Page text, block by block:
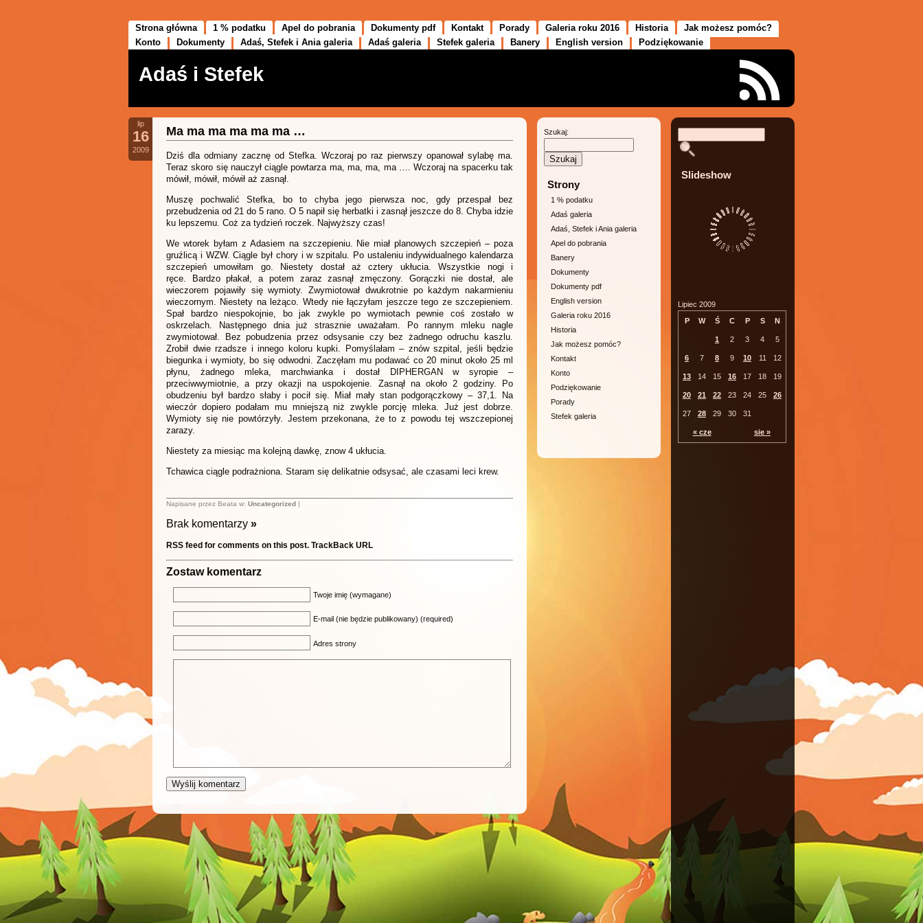
Strona główna 1 % podatku Apel do pobrania Dokumenty pdf Kontakt Porady Galeria roku 2016 Historia
Jak możesz pomóc?
Konto
Dokumenty Adaś, Stefek i Ania galeria Adaś galeria Stefek galeria Banery English version Podziękowanie
Adaś i Stefek
lip
16
2009
Ma ma ma ma ma ma …
Dziś dla odmiany zacznę od Stefka. Wczoraj po raz pierwszy opanował sylabę ma.
Teraz skoro się nauczył ciągle powtarza ma, ma, ma, ma …. Wczoraj na spacerku tak
mówił, mówił, mówił aż zasnął.
Muszę pochwalić Stefka, bo to chyba jego pierwsza noc, gdy przespał bez
przebudzenia od 21 do 5 rano. O 5 napił się herbatki i zasnął jeszcze do 8. Chyba idzie
ku lepszemu. Coż za tydzień roczek. Najwyższy czas!
We wtorek byłam z Adasiem na szczepieniu. Nie miał planowych szczepień – poza
gruźlicą i WZW. Ciągle był chory i w szpitalu. Po ustaleniu indywidualnego kalendarza
szczepień umowiłam go. Niestety dostał aż cztery ukłucia. Wszystkie nogi i
ręce. Bardzo płakał, a potem zaraz zasnął zmęczony. Gorączki nie dostał, ale
wieczorem pojawiły się wymioty. Zwymiotował dwukrotnie po każdym nakarmieniu
wieczornym. Niestety na leżąco. Wtedy nie łączyłam jeszcze tego ze szczepieniem.
Spał bardzo niespokojnie, bo jak zwykle po wymiotach pewnie coś zostało w
oskrzelach. Następnego dnia już strasznie uważałam. Po rannym mleku nagle
zwymiotował. Bez pobudzenia przez odsysanie czy bez żadnego odruchu kaszlu.
Zrobił dwie rzadsze i innego koloru kupki. Pomyślałam – znów szpital, jeśli będzie
biegunka i wymioty, bo się odwodni. Zaczęłam mu podawać co 20 minut około 25 ml
płynu, żadnego mleka, marchwianka i dostał DIPHERGAN w syropie –
przeciwwymiotnie, a przy okazji na uspokojenie. Zasnął na około 2 godziny. Po
obudzeniu był bardzo słaby i pocił się. Miał mały stan podgorączkowy – 37,1. Na
wieczór dopiero podałam mu mniejszą niż zwykle porcję mleka. Już jest dobrze.
Wymioty się nie powtórzyły. Jestem przekonana, że to z powodu tej wszczepionej
zarazy.
Niestety za miesiąc ma kolejną dawkę, znow 4 ukłucia.
Tchawica ciągle podrażniona. Staram się delikatnie odsysać, ale czasami leci krew.
Napisane przez Beata w: Uncategorized |
Brak komentarzy »
RSS feed for comments on this post. TrackBack URL
Zostaw komentarz
Twoje imię (wymagane)
E-mail (nie będzie publikowany) (required)
Adres strony
Szukaj:
Strony
1 % podatku
Adaś galeria
Adaś, Stefek i Ania galeria
Apel do pobrania
Banery
Dokumenty
Dokumenty pdf
English version
Galeria roku 2016
Historia
Jak możesz pomóc?
Kontakt
Konto
Podziękowanie
Porady
Stefek galeria
Slideshow
Lipiec 2009
P
W Ś C P S N
« cze sie »
1 2 3 4 5
6 7 8 9 10 11 12
13 14 15 16 17 18 19
20 21 22 23 24 25 26
27 28 29 30 31